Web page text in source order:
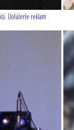
Ünlülerle reklam